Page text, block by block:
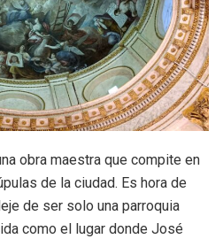
obra maestra que compite en
de la ciudad. Es hora de
de ser solo una parroquia
como el lugar donde José